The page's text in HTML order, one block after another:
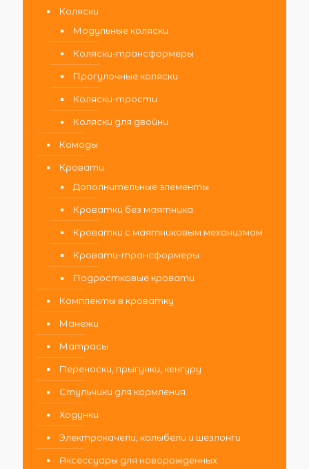
Коляски
Модульные коляски
Коляски-трансформеры
Прогулочные коляски
Коляски-трости
Коляски для двойни
Комоды
Кровати
Дополнительные элементы
Кроватки без маятника
Кроватки с маятниковым механизмом
Кровати-трансформеры
Подростковые кровати
Комплекты в кроватку
Манежи
Матрасы
Переноски, прыгунки, кенгуру
Стульчики для кормления
Ходунки
Электрокачели, колыбели и шезлонги
Аксессуары для новорожденных